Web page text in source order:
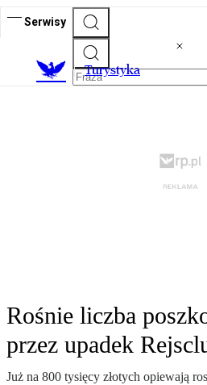
Serwisy
Turystyka
Rośnie liczba
przez upadek
Już na 800 tysięcy złotych opiewają